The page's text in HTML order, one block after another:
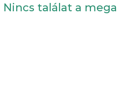
Nincs találat a